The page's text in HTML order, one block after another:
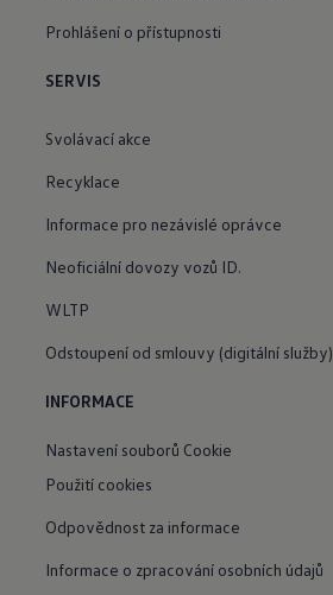
Prohlášení o přístupnosti
SERVIS
Svolávací akce
Recyklace
Informace pro nezávislé oprávce
Neoficiální dovozy vozů ID.
WLTP
Odstoupení od smlouvy (digitální služby)
INFORMACE
Nastavení souborů Cookie
Použití cookies
Odpovědnost za informace
Informace o zpracování osobních údajů